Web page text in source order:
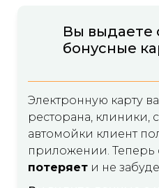
Вы выдаете
бонусные
Электронную карту
ресторана, клиники,
автомойки клиент
приложении. Теперь
потеряет и не